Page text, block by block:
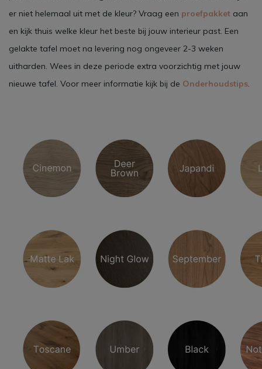
er niet helemaal uit met de kleur? Vraag een proefpakket aan
en kijk thuis welke kleur het beste bij jouw interieur past. Een
gelakte tafel moet na levering nog ongeveer 2-3 weken
uitharden. Wees in deze periode extra voorzichtig met jouw
nieuwe tafel. Voor meer informatie kijk bij de Onderhoudstips.